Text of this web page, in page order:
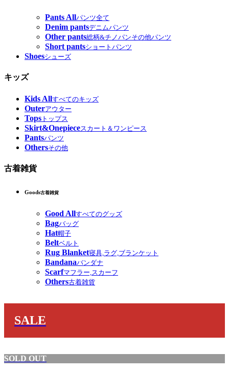
Pants Allパンツ全て
Denim pantsデニムパンツ
Other pants総柄&チノパンその他パンツ
Short pantsショートパンツ
Shoesシューズ
キッズ
Kids Allすべてのキッズ
Outerアウター
Tops トップス
Skirt&Onepieceスカート＆ワンピース
Pantsパンツ
Othersその他
古着雑貨
Goods古着雑貨
Good Allすべてのグッズ
Bagバッグ
Hat帽子
Beltベルト
Rug Blanket寝具,ラグ,ブランケット
Bandanaバンダナ
Scarfマフラー,スカーフ
Others古着雑貨
SALE
SOLD OUT